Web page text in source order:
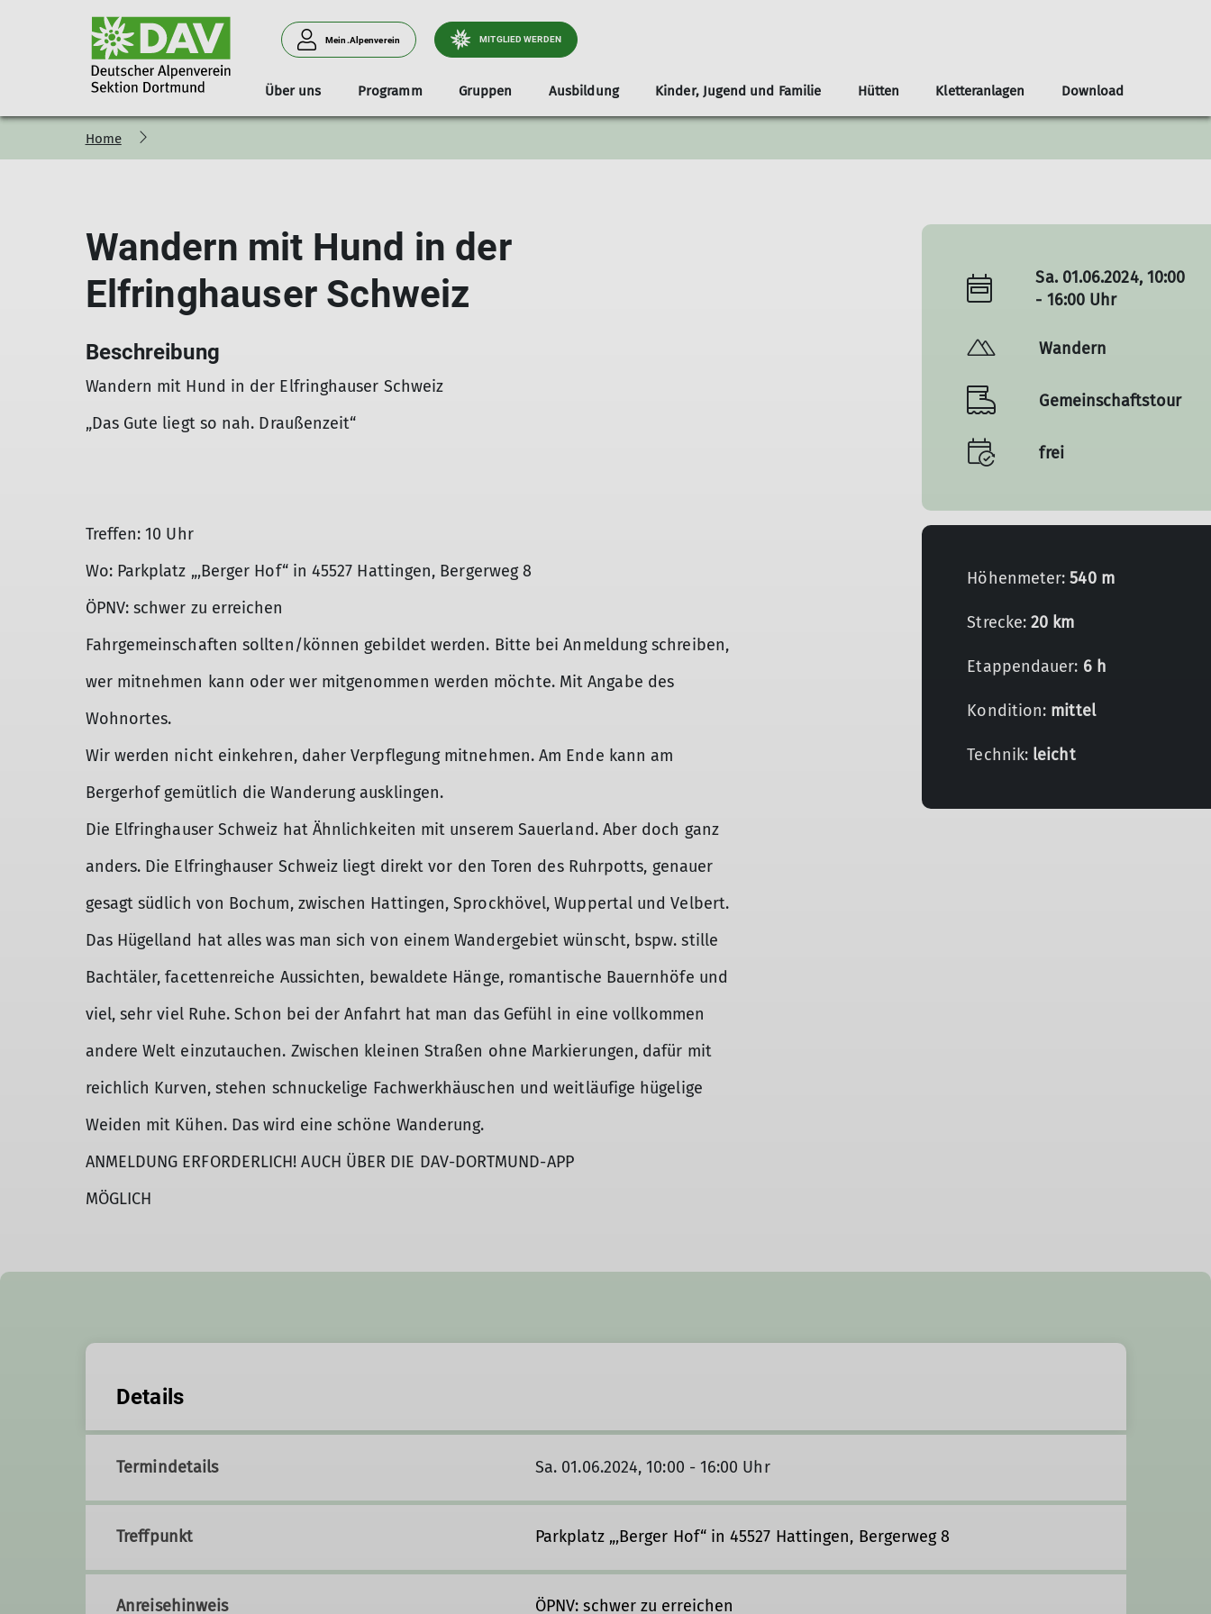
Mein.Alpenverein MITGLIED WERDEN
Über uns
Mitglied werden Geschäftstelle Ansprechpartner Porträts Berichte Sektionsheft Ehrenamtbörse
Programm Gruppen
Bergtouren Klettern MTB Wandern Sektionssport Wintersport
Ausbildung
Trainer*in werden Erfahrungsberichte
Kinder, Jugend und Familie
Unser Programm Die Gruppen unserer Jugend Deine Ansprechpartner
Hütten
Sauerlandhütte Dortmunder Haus
Kletteranlagen
Sektionszentrum Kletterturm
Download
Home
Wandern mit Hund in der
Elfringhauser Schweiz
Beschreibung
Wandern mit Hund in der Elfringhauser Schweiz
„Das Gute liegt so nah. Draußenzeit“
Treffen: 10 Uhr
Wo: Parkplatz „‚Berger Hof“ in 45527 Hattingen, Bergerweg 8
ÖPNV: schwer zu erreichen
Fahrgemeinschaften sollten/können gebildet werden. Bitte bei Anmeldung schreiben,
wer mitnehmen kann oder wer mitgenommen werden möchte. Mit Angabe des
Wohnortes.
Wir werden nicht einkehren, daher Verpflegung mitnehmen. Am Ende kann am
Bergerhof gemütlich die Wanderung ausklingen.
Die Elfringhauser Schweiz hat Ähnlichkeiten mit unserem Sauerland. Aber doch ganz
anders. Die Elfringhauser Schweiz liegt direkt vor den Toren des Ruhrpotts, genauer
gesagt südlich von Bochum, zwischen Hattingen, Sprockhövel, Wuppertal und Velbert.
Das Hügelland hat alles was man sich von einem Wandergebiet wünscht, bspw. stille
Bachtäler, facettenreiche Aussichten, bewaldete Hänge, romantische Bauernhöfe und
viel, sehr viel Ruhe. Schon bei der Anfahrt hat man das Gefühl in eine vollkommen
andere Welt einzutauchen. Zwischen kleinen Straßen ohne Markierungen, dafür mit
reichlich Kurven, stehen schnuckelige Fachwerkhäuschen und weitläufige hügelige
Weiden mit Kühen. Das wird eine schöne Wanderung.
ANMELDUNG ERFORDERLICH! AUCH ÜBER DIE DAV-DORTMUND-APP
MÖGLICH
Sa. 01.06.2024, 10:00
- 16:00 Uhr
Wandern
Gemeinschaftstour
frei
Höhenmeter:540 m
Strecke:20 km
Etappendauer: 6 h
Kondition: mittel
Technik: leicht
Details
Termindetails Sa. 01.06.2024, 10:00 - 16:00 Uhr
Treffpunkt Parkplatz „‚Berger Hof“ in 45527 Hattingen, Bergerweg 8
Anreisehinweis ÖPNV: schwer zu erreichen